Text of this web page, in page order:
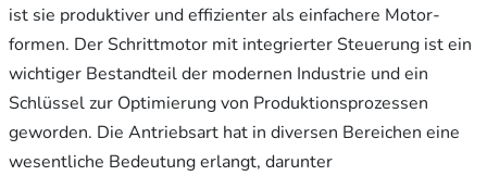
ist sie produktiver und effizienter als einfachere Motor-
formen. Der Schrittmotor mit integrierter Steuerung ist ein
wichtiger Bestandteil der modernen Industrie und ein
Schlüssel zur Optimierung von Produktionsprozessen
geworden. Die Antriebsart hat in diversen Bereichen eine
wesentliche Bedeutung erlangt, darunter